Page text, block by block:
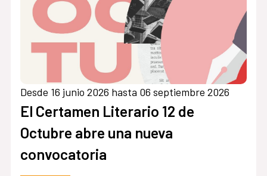
Desde 16 junio 2026 hasta 06 septiembre 2026
El Certamen Literario 12 de
Octubre abre una nueva
convocatoria